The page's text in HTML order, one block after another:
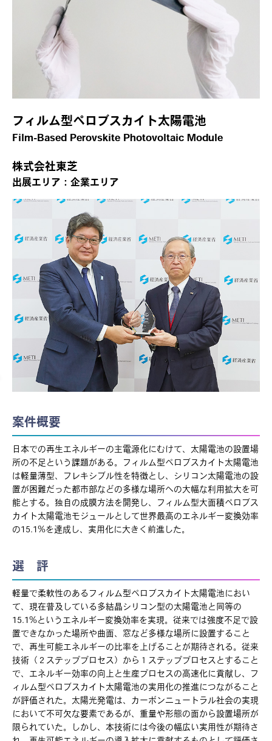
フィルム型ペロブスカイト太陽電池
Film-Based Perovskite Photovoltaic Module
株式会社東芝
出展エリア：企業エリア
案件概要
日本での再生エネルギーの主電源化にむけて、太陽電池の設置場
所の不足という課題がある。フィルム型ペロブスカイト太陽電池
は軽量薄型、フレキシブル性を特徴とし、シリコン太陽電池の設
置が困難だった都市部などの多様な場所への大幅な利用拡大を可
能とする。独自の成膜方法を開発し、フィルム型大面積ペロブス
カイト太陽電池モジュールとして世界最高のエネルギー変換効率
の15.1%を達成し、実用化に大きく前進した。
選 評
軽量で柔軟性のあるフィルム型ペロブスカイト太陽電池におい
て、現在普及している多結晶シリコン型の太陽電池と同等の
15.1%というエネルギー変換効率を実現。従来では強度不足で設
置できなかった場所や曲面、窓など多様な場所に設置すること
で、再生可能エネルギーの比率を上げることが期待される。従来
技術（２ステッププロセス）から１ステッププロセスとすること
で、エネルギー効率の向上と生産プロセスの高速化に貢献し、フ
ィルム型ペロブスカイト太陽電池の実用化の推進につながること
が評価された。太陽光発電は、カーボンニュートラル社会の実現
において不可欠な要素であるが、重量や形態の面から設置場所が
限られていた。しかし、本技術には今後の幅広い実用性が期待さ